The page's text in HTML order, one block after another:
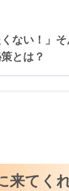
ない！」
とは？
来てく